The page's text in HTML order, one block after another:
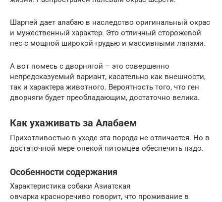
Шарпей дает алабаю в наследство оригинальный окрас
и мужественный характер. Это отличный сторожевой
пес с мощной широкой грудью и массивными лапами.
А вот помесь с дворнягой – это совершенно
непредсказуемый вариант, касательно как внешности,
так и характера животного. Вероятность того, что ген
дворняги будет преобладающим, достаточно велика.
Как ухаживать за Алабаем
Прихотливостью в уходе эта порода не отличается. Но в
достаточной мере опекой питомцев обеспечить надо.
Особенности содержания
Характеристика собаки Азиатская
овчарка красноречиво говорит, что проживание в